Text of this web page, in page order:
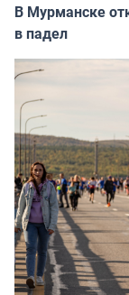
В Мурманске
в падел